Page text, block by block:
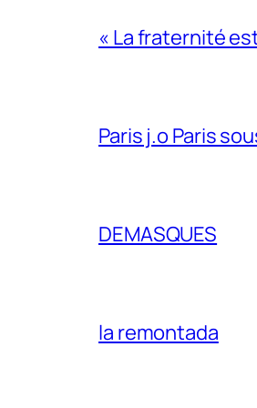
« La fraternité
Paris j.o Paris
DEMASQUES
la remontada